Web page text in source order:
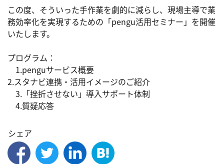
この度、そういった手作業を劇的に減らし、現場主導で業
務効率化を実現するための「pengu活用セミナー」を開催
いたします。
プログラム：
1.penguサービス概要
2.スタナビ連携・活用イメージのご紹介
3.「挫折させない」導入サポート体制
シェア